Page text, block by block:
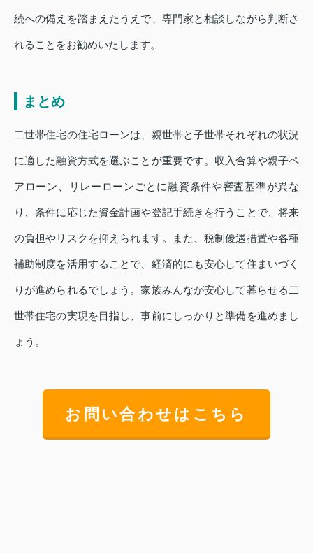
続への備えを踏まえたうえで、専門家と相談しながら判断さ
れることをお勧めいたします。
まとめ
二世帯住宅の住宅ローンは、親世帯と子世帯それぞれの状況
に適した融資方式を選ぶことが重要です。収入合算や親子ペ
アローン、リレーローンごとに融資条件や審査基準が異な
り、条件に応じた資金計画や登記手続きを行うことで、将来
の負担やリスクを抑えられます。また、税制優遇措置や各種
補助制度を活用することで、経済的にも安心して住まいづく
りが進められるでしょう。家族みんなが安心して暮らせる二
世帯住宅の実現を目指し、事前にしっかりと準備を進めまし
ょう。
お問い合わせはこちら